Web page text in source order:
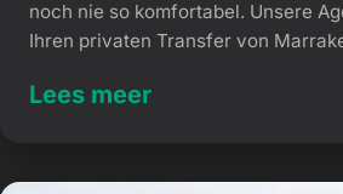
noch nie so komfortabel. Unsere
Ihren privaten Transfer von
Fahrt über die Autobahn erspart
Agadir buchen? […]
Lees meer